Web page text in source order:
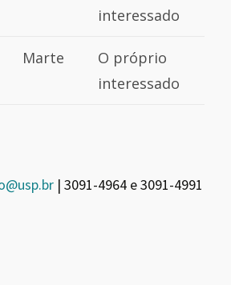
interessado
Marte
O próprio
interessado
| 3091-4964 e 3091-4991